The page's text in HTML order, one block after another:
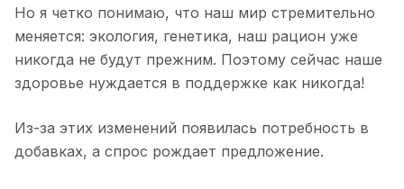
Но я четко понимаю, что наш мир стремительно
меняется: экология, генетика, наш рацион уже
никогда не будут прежним. Поэтому сейчас наше
здоровье нуждается в поддержке как никогда!
Из-за этих изменений появилась потребность в
добавках, а спрос рождает предложение.